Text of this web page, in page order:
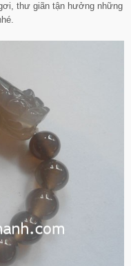
thư giãn tận hưởng những